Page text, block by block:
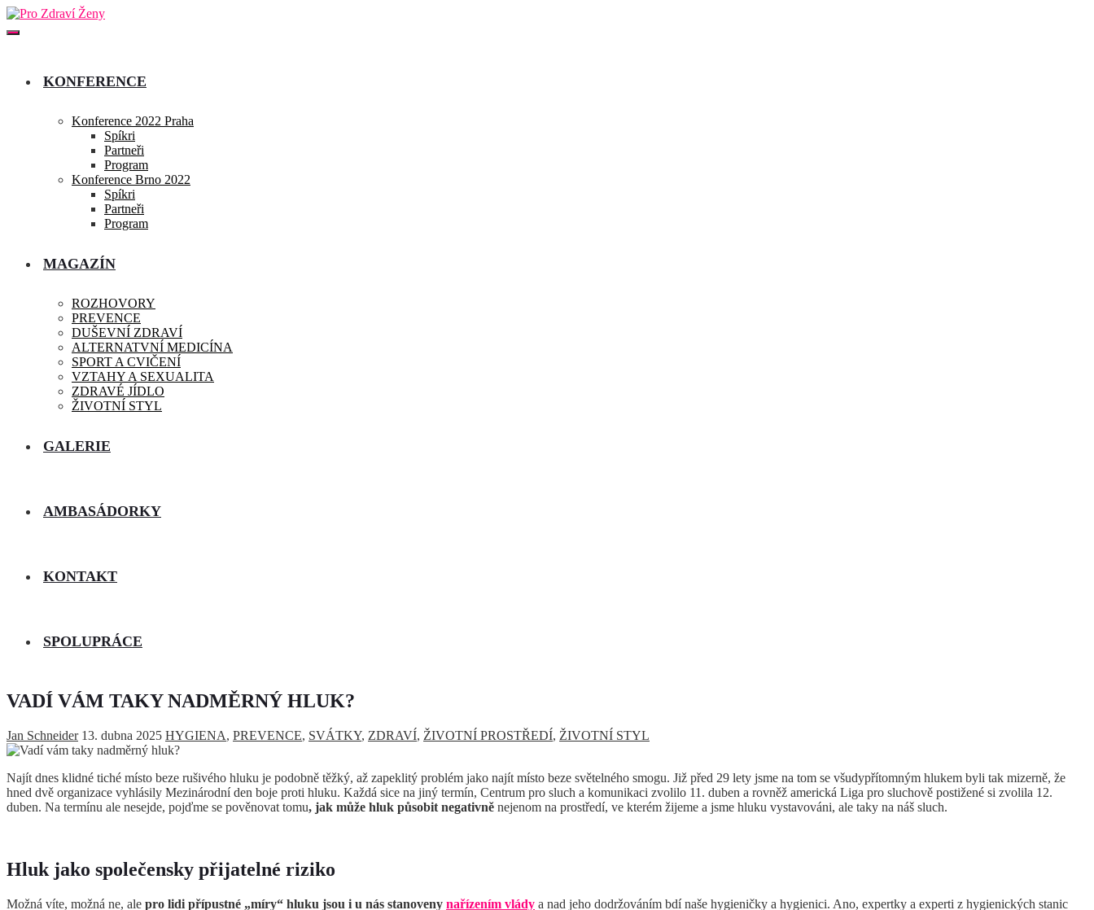
KONFERENCE
Konference 2022 Praha
Spíkri
Partneři
Program
Konference Brno 2022
Spíkri
Partneři
Program
MAGAZÍN
ROZHOVORY
PREVENCE
DUŠEVNÍ ZDRAVÍ
ALTERNATVNÍ MEDICÍNA
SPORT A CVIČENÍ
VZTAHY A SEXUALITA
ZDRAVÉ JÍDLO
ŽIVOTNÍ STYL
GALERIE
AMBASÁDORKY
KONTAKT
SPOLUPRÁCE
VADÍ VÁM TAKY NADMĚRNÝ HLUK?
Jan Schneider 13. dubna 2025 HYGIENA, PREVENCE, SVÁTKY, ZDRAVÍ, ŽIVOTNÍ PROSTŘEDÍ, ŽIVOTNÍ STYL
Najít dnes klidné tiché místo beze rušivého hluku je podobně těžký, až zapeklitý problém jako najít místo beze světelného smogu. Již před 29 lety jsme na tom se všudypřítomným hlukem byli tak mizerně, že
hned dvě organizace vyhlásily Mezinárodní den boje proti hluku. Každá sice na jiný termín, Centrum pro sluch a komunikaci zvolilo 11. duben a rovněž americká Liga pro sluchově postižené si zvolila 12.
duben. Na termínu ale nesejde, pojďme se pověnovat tomu, jak může hluk působit negativně nejenom na prostředí, ve kterém žijeme a jsme hluku vystavováni, ale taky na náš sluch.
Hluk jako společensky přijatelné riziko
Možná víte, možná ne, ale pro lidi přípustné „míry“ hluku jsou i u nás stanoveny nařízením vlády a nad jeho dodržováním bdí naše hygieničky a hygienici. Ano, expertky a experti z hygienických stanic